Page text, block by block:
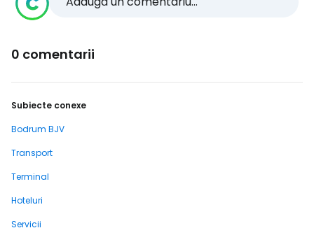
0 comentarii
Subiecte conexe
Bodrum BJV
Transport
Terminal
Hoteluri
Servicii